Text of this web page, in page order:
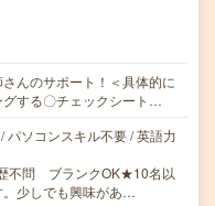
んのサポート！＜具体的に
する〇チェックシート…
パソコンスキル不要 / 英語力
不問 ブランクOK★10名以
。少しでも興味があ…